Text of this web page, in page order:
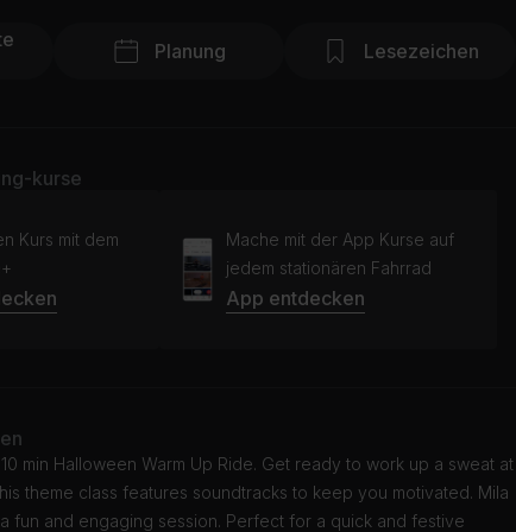
Planung Lesezeichen
kurse
Kurs mit dem
Mache mit der App Kurse auf
jedem stationären Fahrrad
App entdecken
min Halloween Warm Up Ride. Get ready to work up a sweat at
theme class features soundtracks to keep you motivated. Mila
fun and engaging session. Perfect for a quick and festive